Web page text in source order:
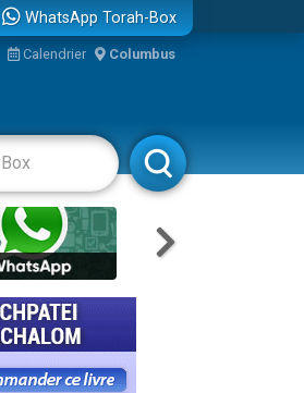
WhatsApp Torah-Box
Calendrier Columbus
Rabbanim